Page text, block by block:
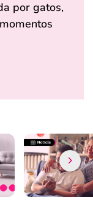
por gatos,